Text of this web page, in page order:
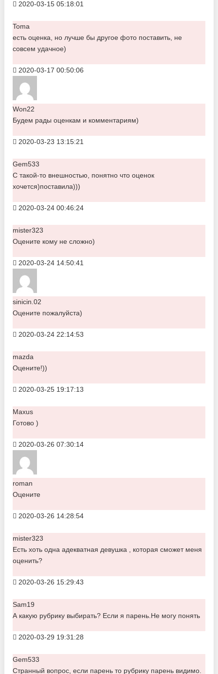
2020-03-15 05:18:01
Toma
есть оценка, но лучше бы другое фото поставить, не
совсем удачное)
2020-03-17 00:50:06
Won22
Будем рады оценкам и комментариям)
2020-03-23 13:15:21
Gem533
С такой-то внешностью, понятно что оценок
хочется)поставила)))
2020-03-24 00:46:24
mister323
Оцените кому не сложно)
2020-03-24 14:50:41
sinicin.02
Оцените пожалуйста)
2020-03-24 22:14:53
mazda
Оцените!))
2020-03-25 19:17:13
Maxus
Готово )
2020-03-26 07:30:14
roman
Оцените
2020-03-26 14:28:54
mister323
Есть хоть одна адекватная девушка , которая сможет меня
оценить?
2020-03-26 15:29:43
Sam19
А какую рубрику выбирать? Если я парень.Не могу понять
2020-03-29 19:31:28
Gem533
Странный вопрос, если парень то рубрику парень видимо.